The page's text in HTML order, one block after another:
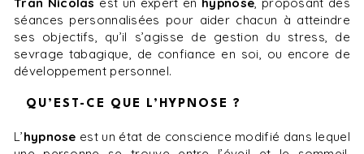
séances personnalisées pour aider chacun à atteindre
ses objectifs, qu’il s’agisse de gestion du stress, de
sevrage tabagique, de confiance en soi, ou encore de
développement personnel.
QU’EST-CE QUE L’HYPNOSE ?
L’hypnose est un état de conscience modifié dans lequel